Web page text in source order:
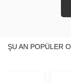
ŞU AN POPÜLER